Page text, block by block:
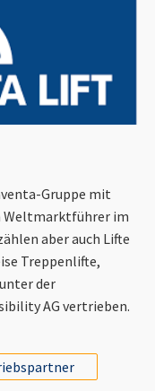
Gruppe mit
Weltmarktführer im
aber auch Lifte
Treppenlifte,
der
AG vertrieben.